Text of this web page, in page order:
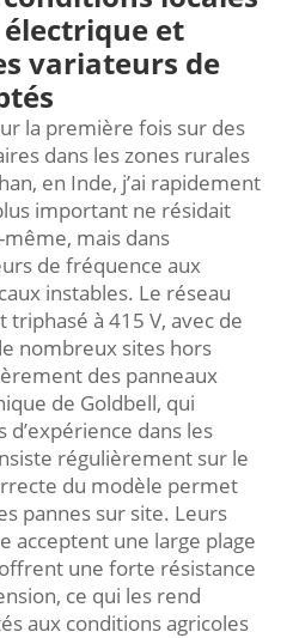
et
variateurs de
la première fois sur des
dans les zones rurales
en Inde, j’ai rapidement
important ne résidait
mais dans
de fréquence aux
instables. Le réseau
à 415 V, avec de
nombreux sites hors
des panneaux
de Goldbell, qui
d’expérience dans les
régulièrement sur le
du modèle permet
pannes sur site. Leurs
acceptent une large plage
une forte résistance
ce qui les rend
aux conditions agricoles